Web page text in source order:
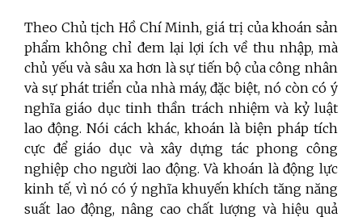
Theo Chủ tịch Hồ Chí Minh, giá trị của khoán sản
phẩm không chỉ đem lại lợi ích về thu nhập, mà
chủ yếu và sâu xa hơn là sự tiến bộ của công nhân
và sự phát triển của nhà máy, đặc biệt, nó còn có ý
nghĩa giáo dục tinh thần trách nhiệm và kỷ luật
lao động. Nói cách khác, khoán là biện pháp tích
cực để giáo dục và xây dựng tác phong công
nghiệp cho người lao động. Và khoán là động lực
kinh tế, vì nó có ý nghĩa khuyến khích tăng năng
suất lao động, nâng cao chất lượng và hiệu quả